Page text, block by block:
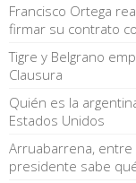
Francisco Ortega
firmar su contrato
Tigre y Belgrano
Clausura
Quién es la
Estados Unidos
Arruabarrena, entre
presidente sabe